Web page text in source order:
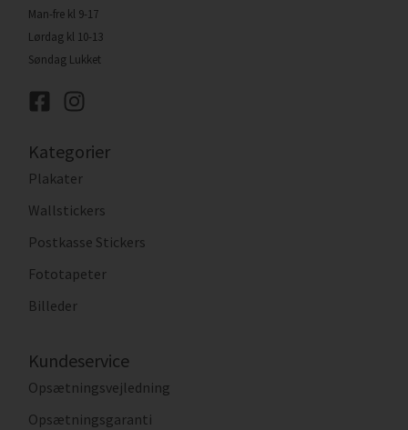
Man-fre kl 9-17
Lørdag kl 10-13
Søndag Lukket
Kategorier
Plakater
Wallstickers
Postkasse Stickers
Fototapeter
Billeder
Kundeservice
Opsætningsvejledning
Opsætningsgaranti